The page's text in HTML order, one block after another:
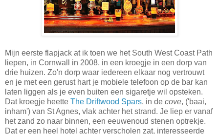
Mijn eerste flapjack at ik toen we het South West Coast Path
liepen, in Cornwall in 2008, in een kroegje in een dorp van
drie huizen. Zo'n dorp waar iedereen elkaar nog vertrouwt
en je met een gerust hart je mobiele telefoon op de bar kan
laten liggen als je even buiten een sigaretje wil opsteken.
Dat kroegje heette The Driftwood Spars, in de cove, ('baai,
inham') van St Agnes, vlak achter het strand. Je liep er vanaf
het zand zo naar binnen, een eeuwenoud stenen optrekje.
Dat er een heel hotel achter verscholen zat, interesseerde